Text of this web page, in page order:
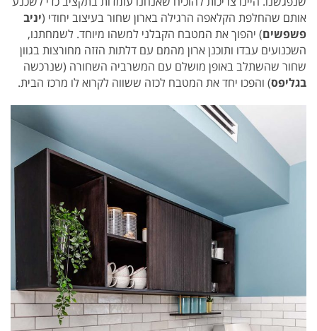
אותם שהחלפת הקלאפה הרגילה בארון שחור בעיצוב יחודי (יניב
פשפשים) יהפוך את המטבח הקבלני למשהו מיוחד. לשמחתנו,
השכנועים עבדו ותוכנן ארון מהמם עם דלתות הזזה מחורצות בגוון
שחור שהשתלב באופן מושלם עם המשרביה השחורה (שנרכשה
בגליפס) והפכו יחד את המטבח לכזה ששווה לקרוא לו מרכז הבית.